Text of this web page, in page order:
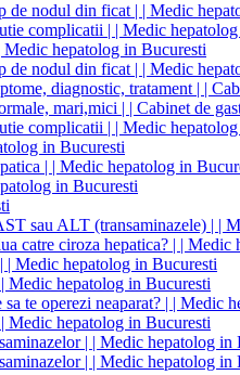
de nodul din ficat | | Medic
complicatii | | Medic
hepatolog in Bucuresti
de nodul din ficat | | Medic
diagnostic, tratament | |
mari,mici | | Cabinet de
complicatii | | Medic
in Bucuresti
| | Medic hepatolog in
in Bucuresti
sau ALT (transaminazele) | |
catre ciroza hepatica? | |
| Medic hepatolog in Bucuresti
Medic hepatolog in Bucuresti
te operezi neaparat? | | Medic
Medic hepatolog in Bucuresti
| | Medic hepatolog in
| | Medic hepatolog in